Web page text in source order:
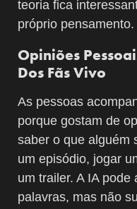
teoria fica
próprio pensamento.
Opiniões
Dos Fãs Vivo
As pessoas
porque gostam de
saber o que alguém
um episódio, jogar
um trailer. A IA
palavras, mas não